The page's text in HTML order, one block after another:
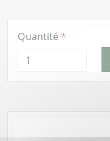
Quantité